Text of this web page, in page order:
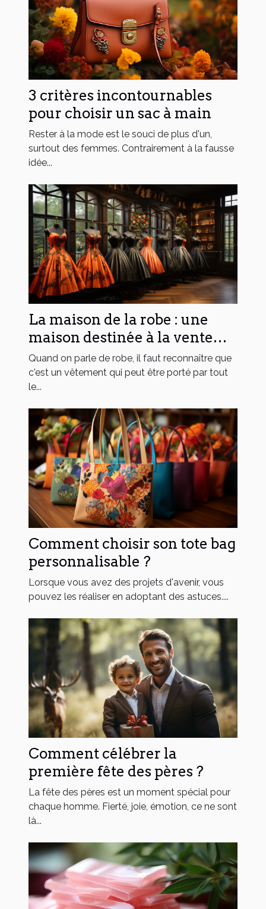
3 critères incontournables
pour choisir un sac à main
Rester à la mode est le souci de plus d'un,
surtout des femmes. Contrairement à la fausse
idée...
La maison de la robe : une
maison destinée à la vente
des variétés de robes
Quand on parle de robe, il faut reconnaître que
c'est un vêtement qui peut être porté par tout
le...
Comment choisir son tote bag
personnalisable ?
Lorsque vous avez des projets d'avenir, vous
pouvez les réaliser en adoptant des astuces....
Comment célébrer la
première fête des pères ?
La fête des pères est un moment spécial pour
chaque homme. Fierté, joie, émotion, ce ne sont
là...